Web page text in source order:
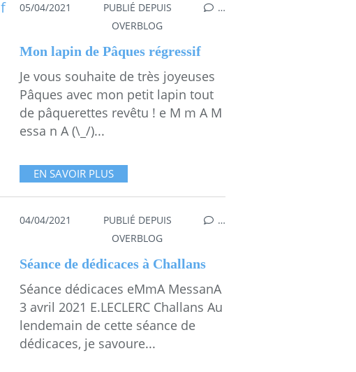
05/04/2021
PUBLIÉ DEPUIS
OVERBLOG
…
Mon lapin de Pâques régressif
Je vous souhaite de très joyeuses
Pâques avec mon petit lapin tout
de pâquerettes revêtu ! e M m A M
essa n A (\_/)...
EN SAVOIR PLUS
TOI, C'EST QUOI TA COULEUR ? ,EMMA S'EXPOSE À VOS REGARDS
04/04/2021
PUBLIÉ DEPUIS
OVERBLOG
…
Séance de dédicaces à Challans
Séance dédicaces eMmA MessanA
3 avril 2021 E.LECLERC Challans Au
lendemain de cette séance de
dédicaces, je savoure...